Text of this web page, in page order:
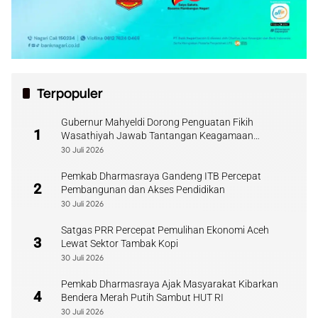
Terpopuler
1
Gubernur Mahyeldi Dorong Penguatan Fikih
Wasathiyah Jawab Tantangan Keagamaan
Kontemporer
30 Juli 2026
2
Pemkab Dharmasraya Gandeng ITB Percepat
Pembangunan dan Akses Pendidikan
30 Juli 2026
3
Satgas PRR Percepat Pemulihan Ekonomi Aceh
Lewat Sektor Tambak Kopi
30 Juli 2026
4
Pemkab Dharmasraya Ajak Masyarakat Kibarkan
Bendera Merah Putih Sambut HUT RI
30 Juli 2026